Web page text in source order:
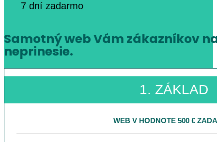
7 dní zadarmo
Samotný web Vám zákazníkov
neprinesie.
1. ZÁKLAD
WEB V HODNOTE 500 €